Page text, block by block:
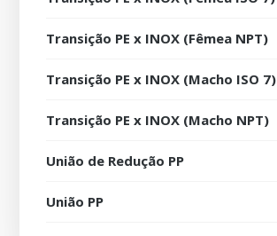
Transição PE x INOX (Fêmea NPT)
Transição PE x INOX (Macho ISO 7)
Transição PE x INOX (Macho NPT)
União de Redução PP
União PP